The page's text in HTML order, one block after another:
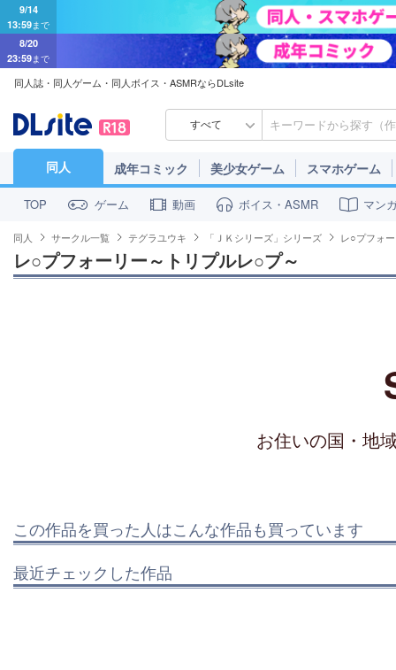
9/14
13:59まで
8/20
23:59まで
同人誌・同人ゲーム・同人ボイス・ASMRならDLsite
すべて
同人 成年コミック 美少女ゲーム スマホゲーム
TOP ゲーム 動画 ボイス・ASMR マン
同人 サークル一覧 テグラユウキ 「ＪＫシリーズ」シリーズ レ○プフォ
レ○プフォーリー～トリプルレ○プ～
お住いの国・地
この作品を買った人はこんな作品も買っています
最近チェックした作品